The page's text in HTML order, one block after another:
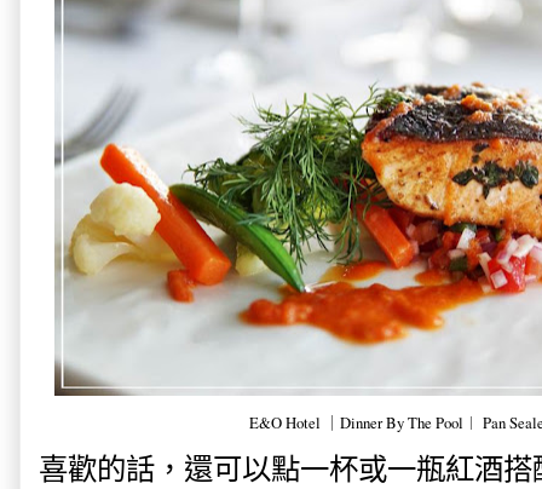
E&O Hotel ｜Dinner By The Pool︱ Pan
喜歡的話，還可以點一杯或一瓶紅酒搭